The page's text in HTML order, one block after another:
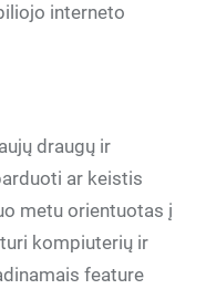
interneto
draugų ir
ar keistis
metu orientuotas į
kompiuterių ir
feature